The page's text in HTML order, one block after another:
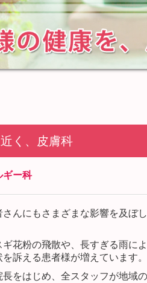
く、皮膚科
ギー科
んにもさまざまな影響を及ぼ
花粉の飛散や、長すぎる雨に
訴える患者様が増えています。
長をはじめ、全スタッフが地域